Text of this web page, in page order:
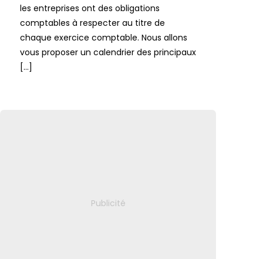
les entreprises ont des obligations
comptables à respecter au titre de
chaque exercice comptable. Nous allons
vous proposer un calendrier des principaux
[…]